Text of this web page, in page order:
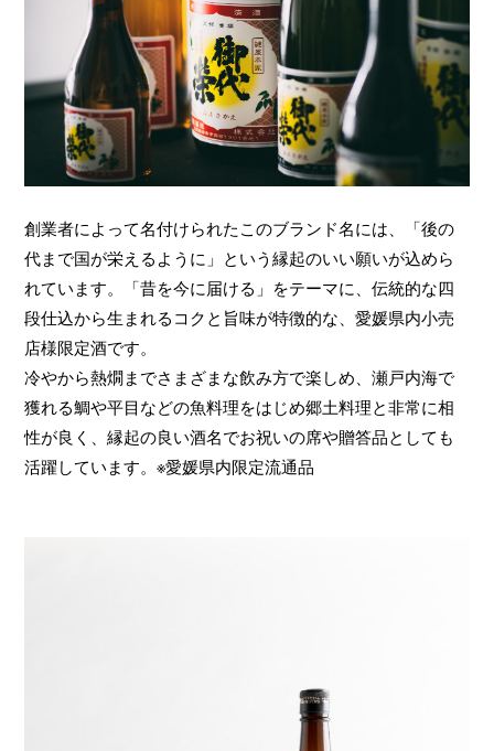
創業者によって名付けられたこのブランド名には、「後の
代まで国が栄えるように」という縁起のいい願いが込めら
れています。「昔を今に届ける」をテーマに、伝統的な四
段仕込から生まれるコクと旨味が特徴的な、愛媛県内小売
店様限定酒です。
冷やから熱燗までさまざまな飲み方で楽しめ、瀬戸内海で
獲れる鯛や平目などの魚料理をはじめ郷土料理と非常に相
性が良く、縁起の良い酒名でお祝いの席や贈答品としても
活躍しています。※愛媛県内限定流通品